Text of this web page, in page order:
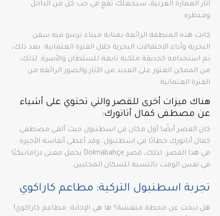
آثار العمارة الغربية، سيجعلك تقع في حب كل من الداخل
ومنظره.
كانت هذه المنطقة الرائعة بمثابة ميناء ترسو فيه سفن
البحرية وأداء الاحتفالات البحرية خلال الفترة العثمانية. بعد ذلك،
تم استخدامه كحديقة ملكية تابعة للسلطان والأسرة. لذلك،
من الممكن العثور على العديد من الآثار والصور الرائعة من
الفترة العثمانية.
هناك ميزات أخرى للقصر والتي تحتوي على أشياء
عن مصطفى كمال أتاتورك:
كان القصر أيضًا أول مكان في اسطنبول حيث ألقى مصطفى
كمال أتاتورك خطابًا في اسطنبول. وقد أعطى أنفاسه الأخيرة
في هذا القصر. لذلك، قصر Dolmabahçe يحمل معنى دراماتيكيًا
في نفس الوقت بالنسبة للسكان المحليين.
تجربة اسطنبول التركية: مطاعم كاراكوي
هل تبحث عن محطة منعشة؟ ها هي الإجابة: مطاعم كاراكوي!